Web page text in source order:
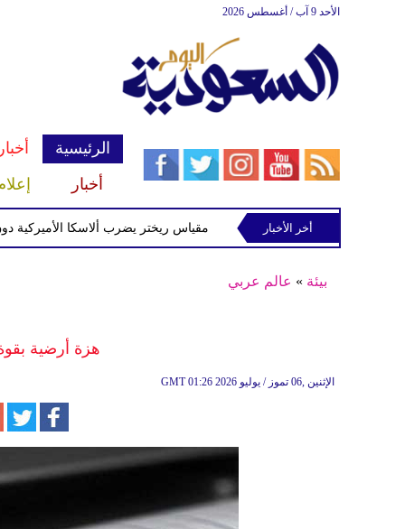
الأحد 9 آب / أغسطس 2026
الرئيسية
أخبار
أخر الأخبار
بيئة » عالم عربي
هزة أرضية بقوة 3.4 درجات في
GMT 01:26 2026 الإثنين ,06 تموز / يوليو